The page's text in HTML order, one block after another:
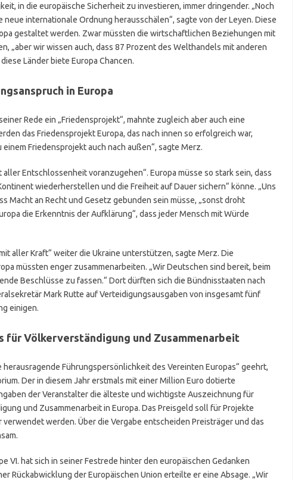
in die europäische Sicherheit zu investieren, immer dringender. „Noch
neue internationale Ordnung herausschälen“, sagte von der Leyen. Diese
gestaltet werden. Zwar müssten die wirtschaftlichen Beziehungen mit
„aber wir wissen auch, dass 87 Prozent des Welthandels mit anderen
Länder biete Europa Chancen.
in Europa
Rede ein „Friedensprojekt“, mahnte zugleich aber auch eine
das Friedensprojekt Europa, das nach innen so erfolgreich war,
Friedensprojekt auch nach außen“, sagte Merz.
Entschlossenheit voranzugehen“. Europa müsse so stark sein, dass
wiederherstellen und die Freiheit auf Dauer sichern“ könne. „Uns
Macht an Recht und Gesetz gebunden sein müsse, „sonst droht
die Erkenntnis der Aufklärung“, dass jeder Mensch mit Würde
aller Kraft“ weiter die Ukraine unterstützen, sagte Merz. Die
müssten enger zusammenarbeiten. „Wir Deutschen sind bereit, beim
Beschlüsse zu fassen.“ Dort dürften sich die Bündnisstaaten nach
Mark Rutte auf Verteidigungsausgaben von insgesamt fünf
einigen.
fürVölkerverständigung und Zusammenarbeit
herausragende Führungspersönlichkeit des Vereinten Europas“ geehrt,
Der in diesem Jahr erstmals mit einer Million Euro dotierte
der Veranstalter die älteste und wichtigste Auszeichnung für
und Zusammenarbeit in Europa. Das Preisgeld soll für Projekte
werden. Über die Vergabe entscheiden Preisträger und das
VI. hat sich in seiner Festrede hinter den europäischen Gedanken
Rückabwicklung der Europäischen Union erteilte er eine Absage. „Wir